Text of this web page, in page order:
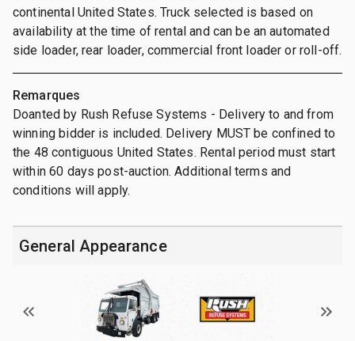
continental United States. Truck selected is based on
availability at the time of rental and can be an automated
side loader, rear loader, commercial front loader or roll-off.
Remarques
Doanted by Rush Refuse Systems - Delivery to and from
winning bidder is included. Delivery MUST be confined to
the 48 contiguous United States. Rental period must start
within 60 days post-auction. Additional terms and
conditions will apply.
General Appearance